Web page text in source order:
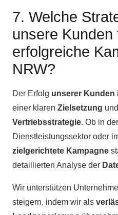
7. Welche
unsere Kunden
erfolgreiche
NRW?
Der Erfolg unserer Kunden
einer klaren Zielsetzung
Vertriebsstrategie. Ob in
Dienstleistungssektor oder
zielgerichtete Kampagne
detaillierten Analyse der
Wir unterstützen
steigern, indem wir als